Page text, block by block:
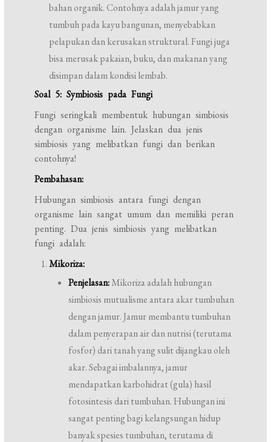
bahan organik. Contohnya adalah jamur yang
tumbuh pada kayu bangunan, menyebabkan
pelapukan dan kerusakan struktural. Fungi juga
bisa merusak pakaian, buku, dan makanan yang
disimpan dalam kondisi lembab.
Soal 5: Symbiosis pada Fungi
Fungi seringkali membentuk hubungan simbiosis
dengan organisme lain. Jelaskan dua jenis
simbiosis yang melibatkan fungi dan berikan
contohnya!
Pembahasan:
Hubungan simbiosis antara fungi dengan
organisme lain sangat umum dan memiliki peran
penting. Dua jenis simbiosis yang melibatkan
fungi adalah:
Mikoriza:
Penjelasan:Mikoriza adalah hubungan
simbiosis mutualisme antara akar tumbuhan
dengan jamur. Jamur membantu tumbuhan
dalam penyerapan air dan nutrisi (terutama
fosfor) dari tanah yang sulit dijangkau oleh
akar. Sebagai imbalannya, jamur
mendapatkan karbohidrat (gula) hasil
fotosintesis dari tumbuhan. Hubungan ini
sangat penting bagi kelangsungan hidup
banyak spesies tumbuhan, terutama di